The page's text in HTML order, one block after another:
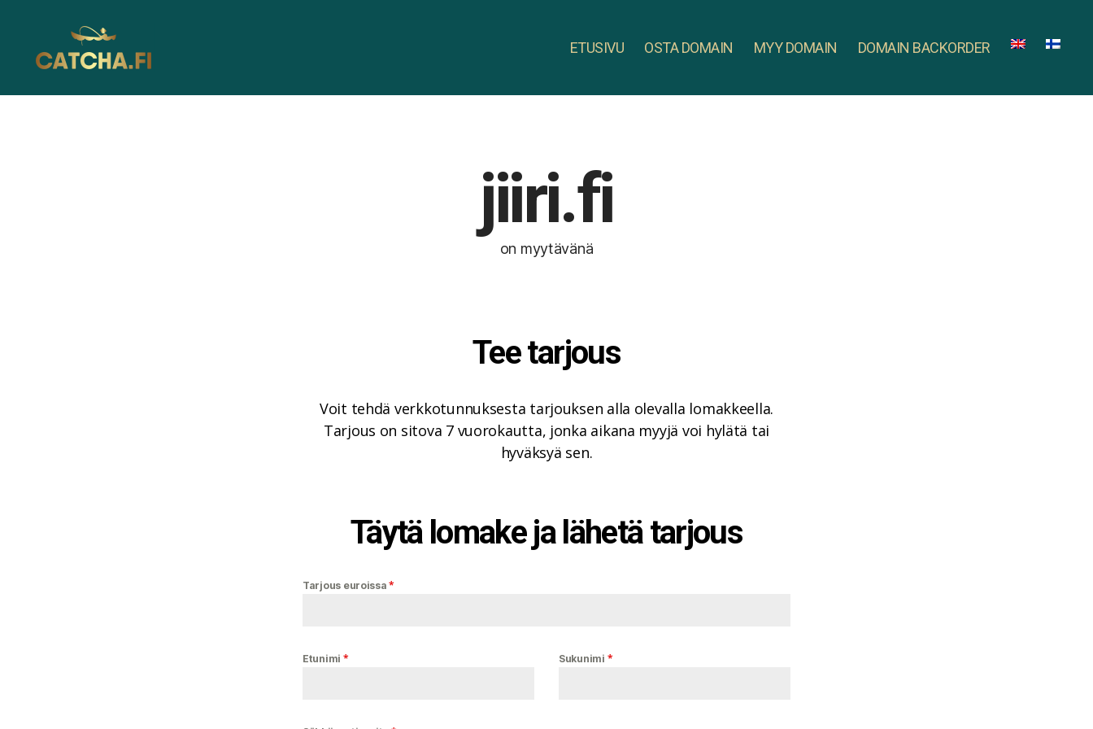
ETUSIVU OSTA DOMAIN MYY DOMAIN DOMAIN BACKORDER
jiiri.fi
on myytävänä
Tee tarjous
Voit tehdä verkkotunnuksesta tarjouksen alla olevalla lomakkeella.
Tarjous on sitova 7 vuorokautta, jonka aikana myyjä voi hylätä tai
hyväksyä sen.
Täytä lomake ja lähetä tarjous
Tarjous euroissa*
Etunimi * Sukunimi *